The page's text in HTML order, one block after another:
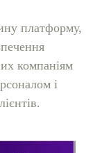
платформу,
компаніям
і